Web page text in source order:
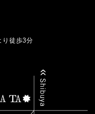
り徒歩3分